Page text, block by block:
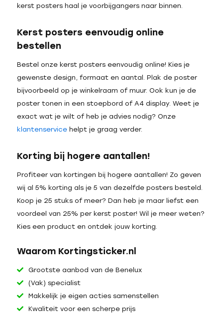
kerst posters haal je voorbijgangers naar binnen.
Kerst posters eenvoudig online
bestellen
Bestel onze kerst posters eenvoudig online! Kies je
gewenste design, formaat en aantal. Plak de poster
bijvoorbeeld op je winkelraam of muur. Ook kun je de
poster tonen in een stoepbord of A4 display. Weet je
exact wat je wilt of heb je advies nodig? Onze
klantenservicehelpt je graag verder.
Korting bij hogere aantallen!
Profiteer van kortingen bij hogere aantallen! Zo geven
wij al 5% korting als je 5 van dezelfde posters besteld.
Koop je 25 stuks of meer? Dan heb je maar liefst een
voordeel van 25% per kerst poster! Wil je meer weten?
Kies een product en ontdek jouw korting.
Waarom Kortingsticker.nl
Grootste aanbod van de Benelux
(Vak) specialist
Makkelijk je eigen acties samenstellen
Kwaliteit voor een scherpe prijs